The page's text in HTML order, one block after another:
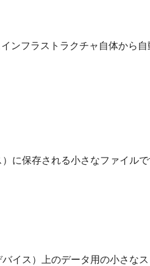
ンフラストラクチャ自体から
に保存される小さなファイルで
イス）上のデータ用の小さなス